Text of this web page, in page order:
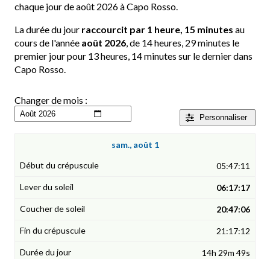
chaque jour de août 2026 à Capo Rosso.
La durée du jour raccourcit par 1 heure, 15 minutes au
cours de l'année août 2026, de 14 heures, 29 minutes le
premier jour pour 13 heures, 14 minutes sur le dernier dans
Capo Rosso.
Personnaliser
Changer de mois :
sam., août 1
05:47:11
06:17:17
20:47:06
21:17:12
14h 29m 49s